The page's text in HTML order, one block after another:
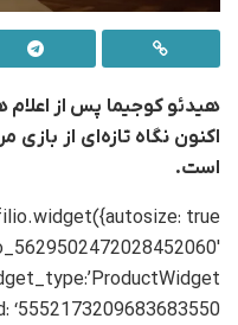
است.
true,
‘5552173209683683550’,